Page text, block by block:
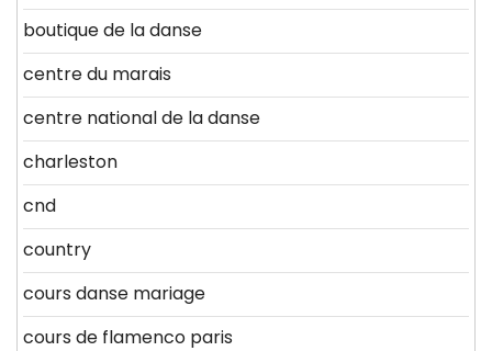
boutique de la danse
centre du marais
centre national de la danse
charleston
cnd
country
cours danse mariage
cours de flamenco paris